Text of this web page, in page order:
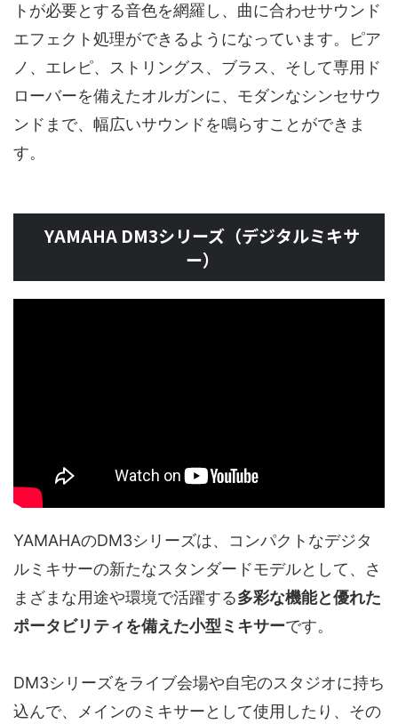
トが必要とする音色を網羅し、曲に合わせサウンド
エフェクト処理ができるようになっています。ピア
ノ、エレピ、ストリングス、ブラス、そして専用ド
ローバーを備えたオルガンに、モダンなシンセサウ
ンドまで、幅広いサウンドを鳴らすことができま
す。
YAMAHA DM3シリーズ（デジタルミキサ
ー）
YAMAHAのDM3シリーズは、コンパクトなデジタ
ルミキサーの新たなスタンダードモデルとして、さ
まざまな用途や環境で活躍する多彩な機能と優れた
ポータビリティを備えた小型ミキサーです。
DM3シリーズをライブ会場や自宅のスタジオに持ち
込んで、メインのミキサーとして使用したり、その